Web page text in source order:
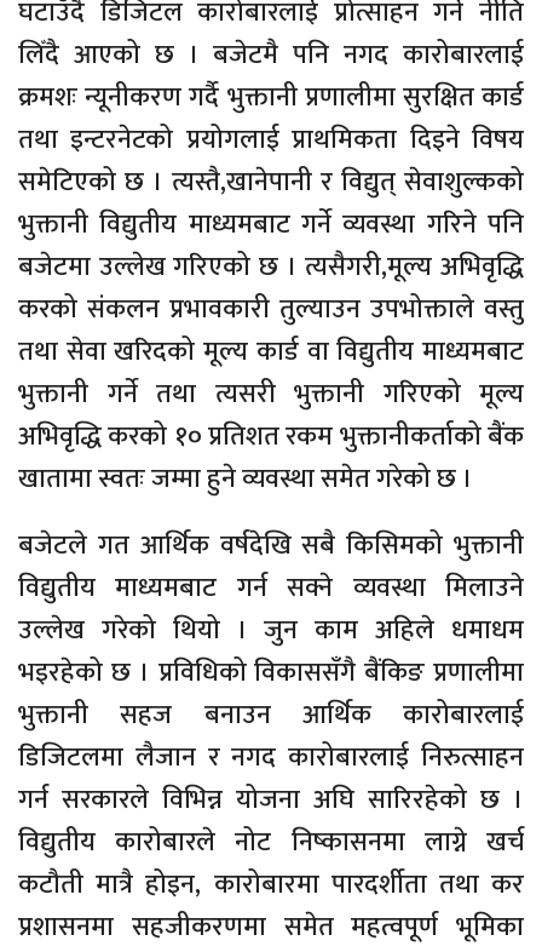
घटाउँदै डिजिटल कारोबारलार्ई प्रोत्साहन गर्ने नीति
लिँदै आएको छ । बजेटमै पनि नगद कारोबारलाई
क्रमशः न्यूनीकरण गर्दै भुक्तानी प्रणालीमा सुरक्षित कार्ड
तथा इन्टरनेटको प्रयोगलाई प्राथमिकता दिइने विषय
समेटिएको छ । त्यस्तै,खानेपानी र विद्युत् सेवाशुल्कको
भुक्तानी विद्युतीय माध्यमबाट गर्ने व्यवस्था गरिने पनि
बजेटमा उल्लेख गरिएको छ । त्यसैगरी,मूल्य अभिवृद्धि
करको संकलन प्रभावकारी तुल्याउन उपभोक्ताले वस्तु
तथा सेवा खरिदको मूल्य कार्ड वा विद्युतीय माध्यमबाट
भुक्तानी गर्ने तथा त्यसरी भुक्तानी गरिएको मूल्य
अभिवृद्धि करको १० प्रतिशत रकम भुक्तानीकर्ताको बैंक
खातामा स्वतः जम्मा हुने व्यवस्था समेत गरेको छ ।
बजेटले गत आर्थिक वर्षदेखि सबै किसिमको भुक्तानी
विद्युतीय माध्यमबाट गर्न सक्ने व्यवस्था मिलाउने
उल्लेख गरेको थियो । जुन काम अहिले धमाधम
भइरहेको छ । प्रविधिको विकाससँगै बैंकिङ प्रणालीमा
भुक्तानी सहज बनाउन आर्थिक कारोबारलाई
डिजिटलमा लैजान र नगद कारोबारलाई निरुत्साहन
गर्न सरकारले विभिन्न योजना अघि सारिरहेको छ ।
विद्युतीय कारोबारले नोट निष्कासनमा लाग्ने खर्च
कटौती मात्रै होइन, कारोबारमा पारदर्शीता तथा कर
प्रशासनमा सहजीकरणमा समेत महत्वपूर्ण भूमिका